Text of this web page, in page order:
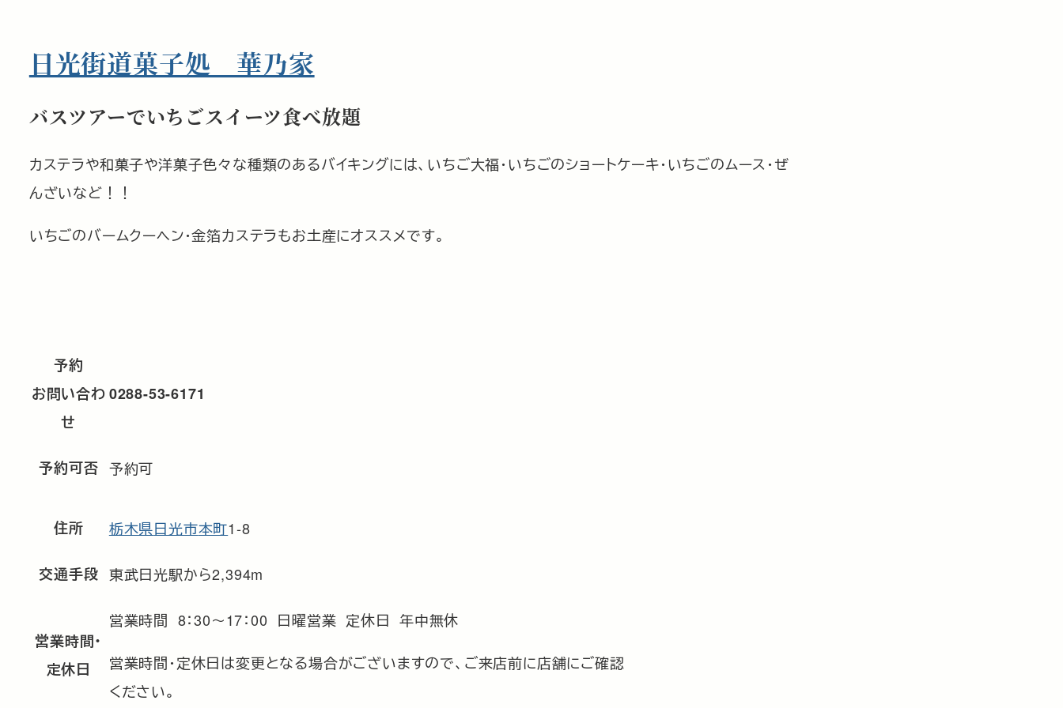
日光街道菓子処 華乃家
バスツアーでいちごスイーツ食べ放題
カステラや和菓子や洋菓子色々な種類のあるバイキングには、いちご大福・いちごのショートケーキ・いちごのムース・ぜ
んざいなど！！
いちごのバームクーヘン・金箔カステラもお土産にオススメです。
予約
お問い合わ
せ
0288-53-6171
予約可否 予約可
住所 栃木県日光市本町1-8
交通手段 東武日光駅から2,394m
営業時間・
定休日
営業時間 8：30～17：00 日曜営業 定休日 年中無休
営業時間・定休日は変更となる場合がございますので、ご来店前に店舗にご確認
ください。